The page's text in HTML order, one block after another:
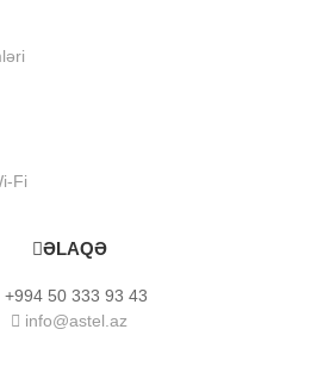
Fi
ƏLAQƏ
+994 50 333 93 43
info@astel.az